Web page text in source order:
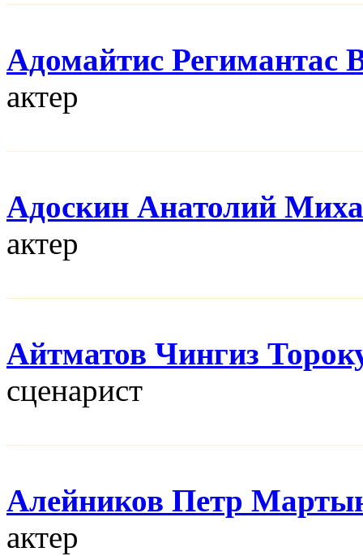
Адомайтис Регимантас
актер
Адоскин Анатолий
актер
Айтматов Чингиз
сценарист
Алейников Петр
актер